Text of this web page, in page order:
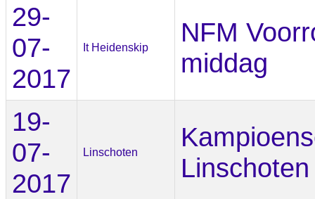
29-
07-
2017
It Heidenskip
NFM
middag
19-
07-
2017
Linschoten
Linschoten